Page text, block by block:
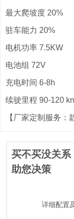
最大爬坡度 20%
驻车能力 20%
电机功率 7.5KW
电池组 72V
充电时间 6-8h
续驶里程 90-120
【厂家定制服务：
买不买没关系
助您决策
详细配置